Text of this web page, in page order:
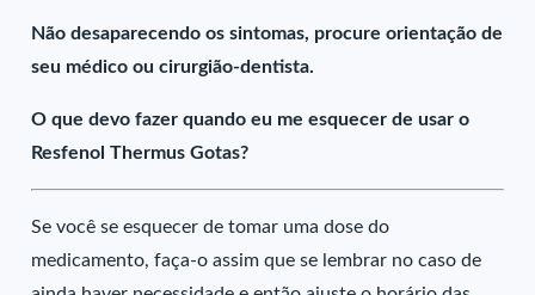
Não desaparecendo os sintomas, procure orientação de
seu médico ou cirurgião-dentista.
O que devo fazer quando eu me esquecer de usar o
Resfenol Thermus Gotas?
Se você se esquecer de tomar uma dose do
medicamento, faça-o assim que se lembrar no caso de